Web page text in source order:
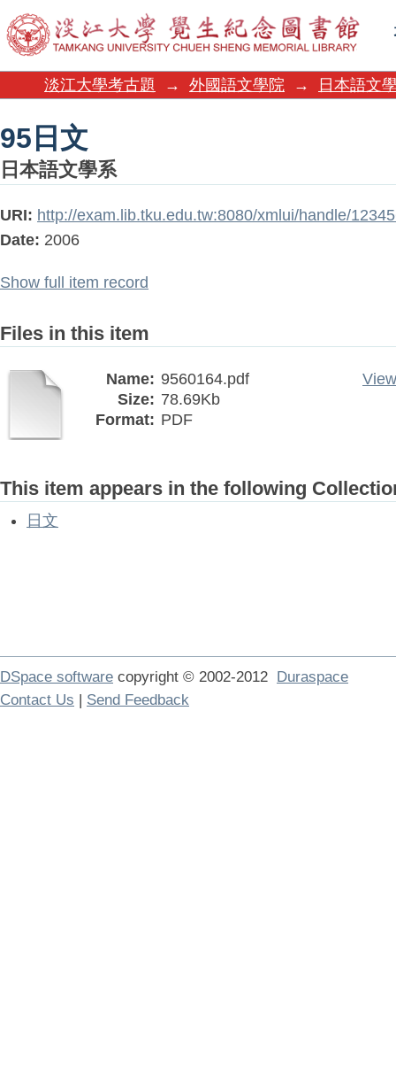
95日文
淡江大學考古題 → 外國語文學院 → 日本語文
95日文
日本語文學系
URI: http://exam.lib.tku.edu.tw:8080/xmlui/handle/
Date: 2006
Show full item record
Files in this item
Name: 9560164.pdf
Size: 78.69Kb
Format: PDF
This item appears in the following
日文
DSpace software copyright © 2002-2012 Duraspace
Contact Us | Send Feedback